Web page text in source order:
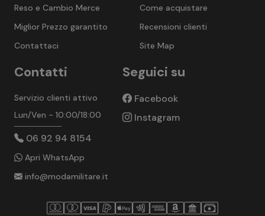
Come acquistare
Recensioni clienti
Site Map
Reso e Cambio Merce
Miglior Prezzo garantito
Contattaci
Contatti
Servizio clienti attivo
Lun/Ven - 10:00/18:00
06 92 94 8154
Apri WhatsApp
info@modamilitare.it
Seguici su
Facebook
Instagram